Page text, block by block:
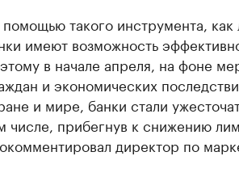
такого инструмента,
имеют возможность
в начале апреля, на фоне
и экономических
и мире, банки стали
числе, прибегнув к снижению
директор по